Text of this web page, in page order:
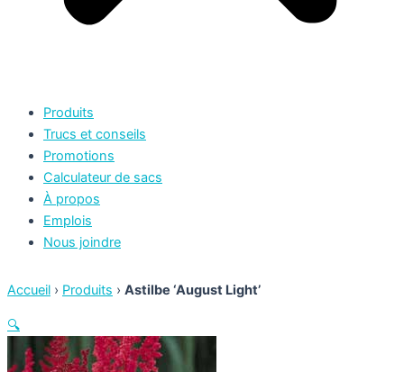
Produits
Trucs et conseils
Promotions
Calculateur de sacs
À propos
Emplois
Nous joindre
Accueil › Produits › Astilbe ‘August Light’
🔍